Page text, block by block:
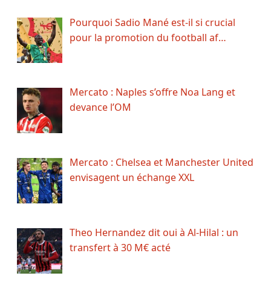
Pourquoi Sadio Mané est-il si crucial
pour la promotion du football af…
Mercato : Naples s’offre Noa Lang et
devance l’OM
Mercato : Chelsea et Manchester United
envisagent un échange XXL
Theo Hernandez dit oui à Al-Hilal : un
transfert à 30 M€ acté